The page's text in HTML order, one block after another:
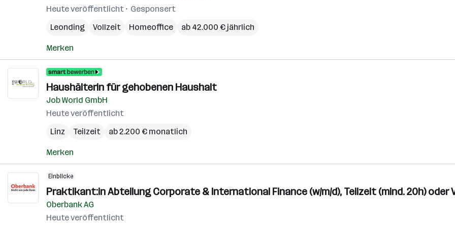
Heute veröffentlicht
Gesponsert
Leonding
Vollzeit Homeoffice ab 42.000 € jährlich
Merken
Haushälterin für gehobenen Haushalt
Job World GmbH
Heute veröffentlicht
Linz
Teilzeit ab 2.200 € monatlich
Merken
Einblicke
Praktikant:in Abteilung Corporate & International Finance (w/m/d), Teilzeit (mind. 20h) oder
Oberbank AG
Heute veröffentlicht